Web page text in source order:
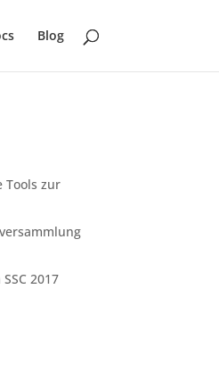
Blog
Tools zur
2017